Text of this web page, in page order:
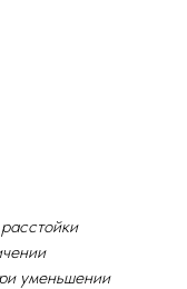
уменьшении